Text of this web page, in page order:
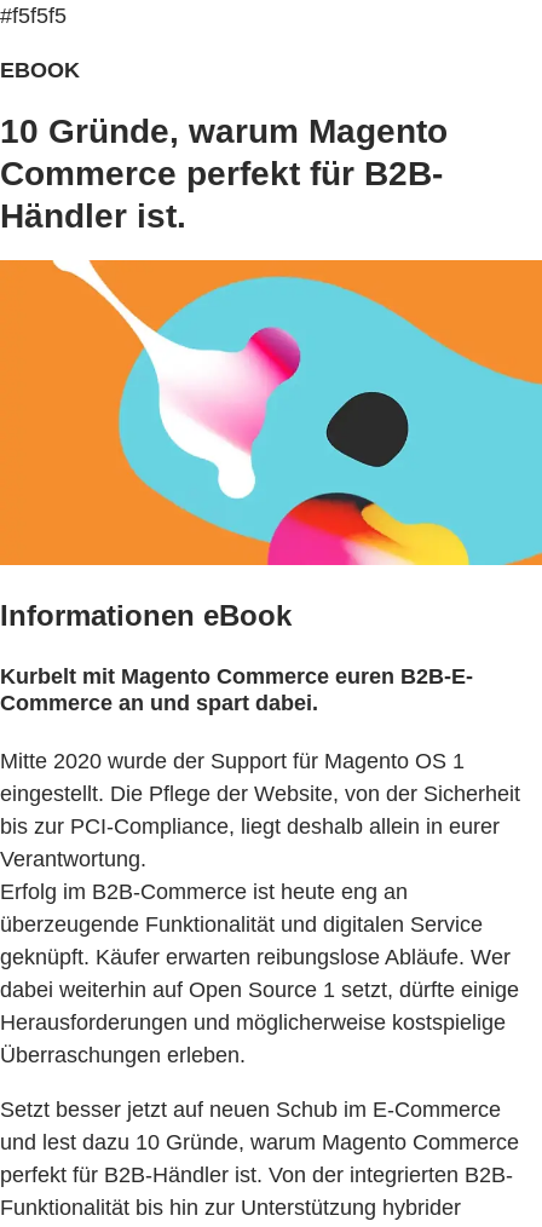
#f5f5f5
EBOOK
10 Gründe, warum Magento
Commerce perfekt für B2B-
Händler ist.
Informationen eBook
Kurbelt mit Magento Commerce euren B2B-E-
Commerce an und spart dabei.
Mitte 2020 wurde der Support für Magento OS 1
eingestellt. Die Pflege der Website, von der Sicherheit
bis zur PCI-Compliance, liegt deshalb allein in eurer
Verantwortung.
Erfolg im B2B-Commerce ist heute eng an
überzeugende Funktionalität und digitalen Service
geknüpft. Käufer erwarten reibungslose Abläufe. Wer
dabei weiterhin auf Open Source 1 setzt, dürfte einige
Herausforderungen und möglicherweise kostspielige
Überraschungen erleben.
Setzt besser jetzt auf neuen Schub im E-Commerce
und lest dazu 10 Gründe, warum Magento Commerce
perfekt für B2B-Händler ist. Von der integrierten B2B-
Funktionalität bis hin zur Unterstützung hybrider